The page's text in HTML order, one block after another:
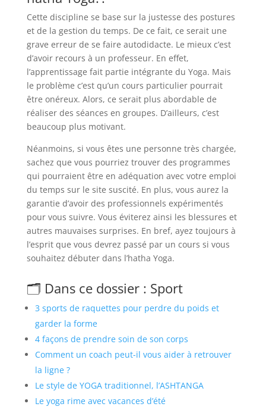
Cette discipline se base sur la justesse des postures
et de la gestion du temps. De ce fait, ce serait une
grave erreur de se faire autodidacte. Le mieux c’est
d’avoir recours à un professeur. En effet,
l’apprentissage fait partie intégrante du Yoga. Mais
le problème c’est qu’un cours particulier pourrait
être onéreux. Alors, ce serait plus abordable de
réaliser des séances en groupes. D’ailleurs, c’est
beaucoup plus motivant.
Néanmoins, si vous êtes une personne très chargée,
sachez que vous pourriez trouver des programmes
qui pourraient être en adéquation avec votre emploi
du temps sur le site suscité. En plus, vous aurez la
garantie d’avoir des professionnels expérimentés
pour vous suivre. Vous éviterez ainsi les blessures et
autres mauvaises surprises. En bref, ayez toujours à
l’esprit que vous devrez passé par un cours si vous
souhaitez débuter dans l’hatha Yoga.
🗂️ Dans ce dossier : Sport
3 sports de raquettes pour perdre du poids et
garder la forme
4 façons de prendre soin de son corps
Comment un coach peut-il vous aider à retrouver
la ligne ?
Le style de YOGA traditionnel, l’ASHTANGA
Le yoga rime avec vacances d’été